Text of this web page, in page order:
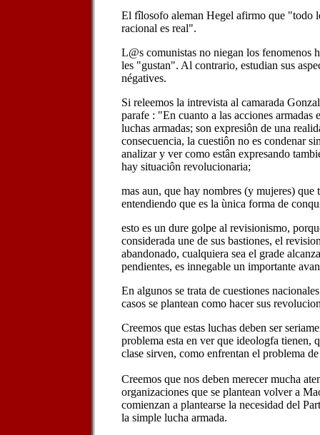
El fîlosofo aleman Hegel afirmo que "todo
racional es real".
L@s comunistas no niegan los fenomenos
les "gustan". Al contrario, estudian sus
négatives.
Si releemos la intrevista al camarada
parafe : "En cuanto a las acciones armadas
luchas armadas; son expresiôn de una
consecuencia, la cuestiôn no es condenar
analizar y ver como estân expresando
hay situaciôn revolucionaria;
mas aun, que hay nombres (y mujeres) que
entendiendo que es la ùnica forma de
esto es un dure golpe al revisionismo,
considerada une de sus bastiones, el
abandonado, cualquiera sea el grade
pendientes, es innegable un importante
En algunos se trata de cuestiones
casos se plantean como hacer sus
Creemos que estas luchas deben ser
problema esta en ver que ideologfa tienen,
clase sirven, como enfrentan el problema
Creemos que nos deben merecer mucha
organizaciones que se plantean volver a
comienzan a plantearse la necesidad del
la simple lucha armada.